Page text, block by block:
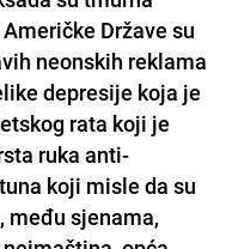
Države su
neonskih reklama
depresije koja je
rata koji je
ruka anti-
koji misle da su
među sjenama,